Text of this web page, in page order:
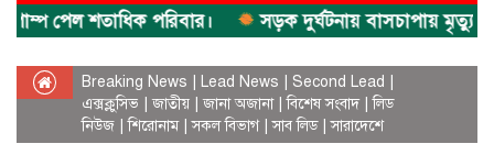
পেল শতাধিক পরিবার।
সড়ক দুর্ঘটনায় বাসচাপায় মৃত্যুর ঘটনা।
Breaking News Lead News Second Lead
এক্সক্লুসিভ |জাতীয় |জানা অজানা|বিশেষ সংবাদ|লিড
নিউজ |শিরোনাম|সকল বিভাগ|সাব লিড|সারাদেশে